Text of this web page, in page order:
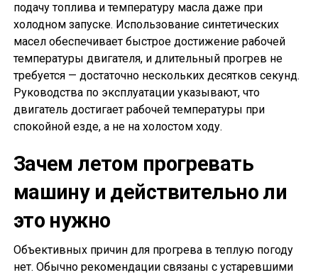
подачу топлива и температуру масла даже при
холодном запуске. Использование синтетических
масел обеспечивает быстрое достижение рабочей
температуры двигателя, и длительный прогрев не
требуется — достаточно нескольких десятков секунд.
Руководства по эксплуатации указывают, что
двигатель достигает рабочей температуры при
спокойной езде, а не на холостом ходу.
Зачем летом прогревать
машину и действительно ли
это нужно
Объективных причин для прогрева в теплую погоду
нет. Обычно рекомендации связаны с устаревшими